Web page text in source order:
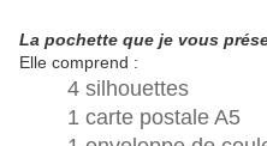
La pochette que je vous
Elle comprend :
4 silhouettes
1 carte postale A5